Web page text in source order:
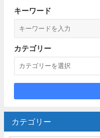
キーワード
カテゴリー
カテゴリー